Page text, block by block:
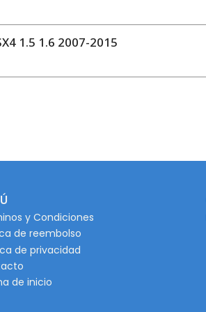
1.5 1.6 2007-2015
y Condiciones
de reembolso
de privacidad
de inicio